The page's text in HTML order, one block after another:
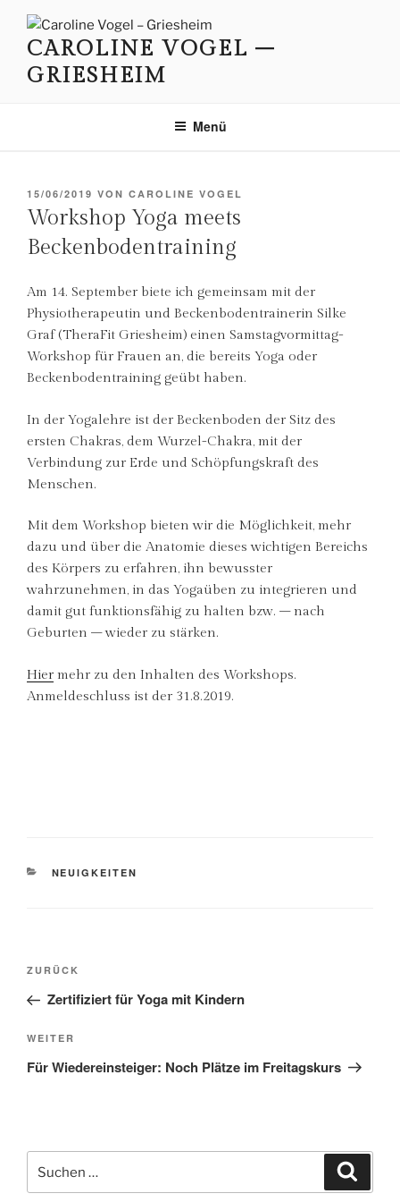
Inhalt
springenCAROLINE VOGEL –
GRIESHEIM
Menü
VERÖFFENTLICHT
AM
15/06/2019 VON CAROLINE VOGEL
Workshop Yoga meets
Beckenbodentraining
Am 14. September biete ich gemeinsam mit der
Physiotherapeutin und Beckenbodentrainerin Silke
Graf (TheraFit Griesheim) einen Samstagvormittag-
Workshop für Frauen an, die bereits Yoga oder
Beckenbodentraining geübt haben.
In der Yogalehre ist der Beckenboden der Sitz des
ersten Chakras, dem Wurzel-Chakra, mit der
Verbindung zur Erde und Schöpfungskraft des
Menschen.
Mit dem Workshop bieten wir die Möglichkeit, mehr
dazu und über die Anatomie dieses wichtigen Bereichs
des Körpers zu erfahren, ihn bewusster
wahrzunehmen, in das Yogaüben zu integrieren und
damit gut funktionsfähig zu halten bzw. – nach
Geburten – wieder zu stärken.
Hier mehr zu den Inhalten des Workshops.
Anmeldeschluss ist der 31.8.2019.
KATEGORIEN
NEUIGKEITEN
Beitragsnavigation
Vorheriger
Beitrag
ZURÜCK
Zertifiziert für Yoga mit Kindern
Nächster
Beitrag
WEITER
Für Wiedereinsteiger: Noch Plätze im Freitagskurs
nach: